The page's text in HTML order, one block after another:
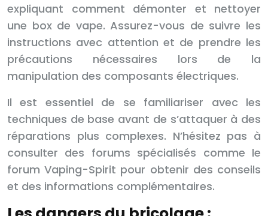
expliquant comment démonter et nettoyer
une box de vape. Assurez-vous de suivre les
instructions avec attention et de prendre les
précautions nécessaires lors de la
manipulation des composants électriques.
Il est essentiel de se familiariser avec les
techniques de base avant de s’attaquer à des
réparations plus complexes. N’hésitez pas à
consulter des forums spécialisés comme le
forum Vaping-Spirit pour obtenir des conseils
et des informations complémentaires.